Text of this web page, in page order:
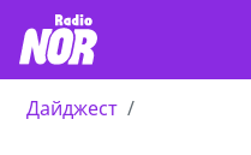
Дайджест